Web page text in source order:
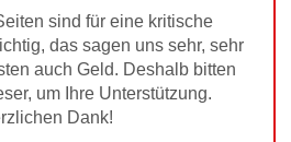
sind für eine kritische
das sagen uns sehr, sehr
auch Geld. Deshalb bitten
um Ihre Unterstützung.
Dank!